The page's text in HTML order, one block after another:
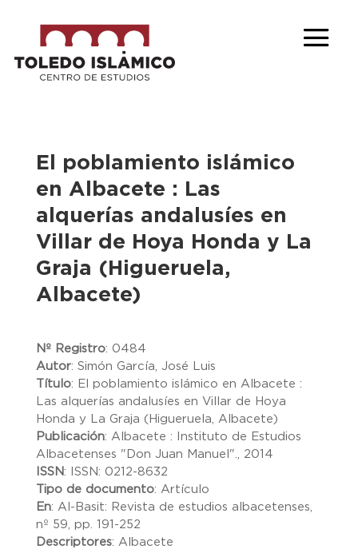
El poblamiento islámico
en Albacete : Las
alquerías andalusíes en
Villar de Hoya Honda y La
Graja (Higueruela,
Albacete)
Nº Registro: 0484
Autor: Simón García, José Luis
Título: El poblamiento islámico en Albacete :
Las alquerías andalusíes en Villar de Hoya
Honda y La Graja (Higueruela, Albacete)
Publicación: Albacete : Instituto de Estudios
Albacetenses "Don Juan Manuel"., 2014
ISSN:
ISSN: 0212-8632
Tipo de documento: Artículo
En: Al-Basit: Revista de estudios albacetenses,
nº 59, pp. 191-252
Descriptores: Albacete